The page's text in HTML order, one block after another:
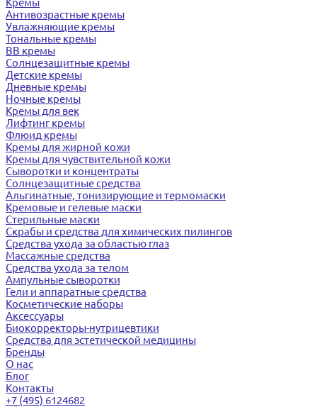
Кремы
Антивозрастные кремы
Увлажняющие кремы
Тональные кремы
BB кремы
Солнцезащитные кремы
Детские кремы
Дневные кремы
Ночные кремы
Кремы для век
Лифтинг кремы
Флюид кремы
Кремы для жирной кожи
Кремы для чувствительной кожи
Сыворотки и концентраты
Солнцезащитные средства
Альгинатные, тонизирующие и термомаски
Кремовые и гелевые маски
Стерильные маски
Скрабы и средства для химических пилингов
Средства ухода за областью глаз
Массажные средства
Средства ухода за телом
Ампульные сыворотки
Гели и аппаратные средства
Косметические наборы
Аксессуары
Биокорректоры-нутрицевтики
Средства для эстетической медицины
Бренды
О нас
Блог
Контакты
+7 (495) 6124682